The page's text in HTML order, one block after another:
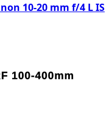
10-20 mm f/4 L IS